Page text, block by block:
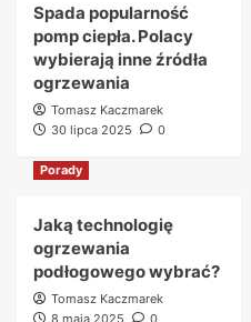
Spada popularność
pomp ciepła. Polacy
wybierają inne źródła
ogrzewania
Tomasz Kaczmarek
30 lipca 2025
0
Porady
Jaką technologię
ogrzewania
podłogowego wybrać?
Tomasz Kaczmarek
8 maja 2025
0